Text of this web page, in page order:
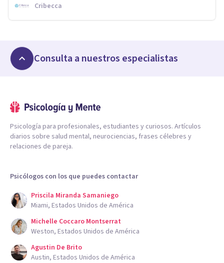
Cribecca
Consulta a nuestros especialistas
Psicología para profesionales, estudiantes y curiosos. Artículos
diarios sobre salud mental, neurociencias, frases célebres y
relaciones de pareja.
Psicólogos con los que puedes contactar
Priscila Miranda Samaniego
Miami, Estados Unidos de América
Michelle Coccaro Montserrat
Weston, Estados Unidos de América
Agustin De Brito
Austin, Estados Unidos de América